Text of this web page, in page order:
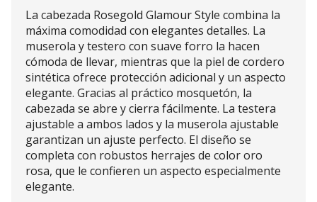
La cabezada Rosegold Glamour Style combina la
máxima comodidad con elegantes detalles. La
muserola y testero con suave forro la hacen
cómoda de llevar, mientras que la piel de cordero
sintética ofrece protección adicional y un aspecto
elegante. Gracias al práctico mosquetón, la
cabezada se abre y cierra fácilmente. La testera
ajustable a ambos lados y la muserola ajustable
garantizan un ajuste perfecto. El diseño se
completa con robustos herrajes de color oro
rosa, que le confieren un aspecto especialmente
elegante.